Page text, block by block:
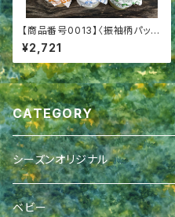
【商品番号0013】〈振袖柄パッケ
ージ6〉プリン6個詰合せ 成人
御祝 成人内祝
¥2,721
CATEGORY
シーズンオリジナル
ベビー